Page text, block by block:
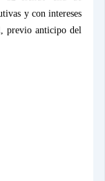
y con intereses
previo anticipo del